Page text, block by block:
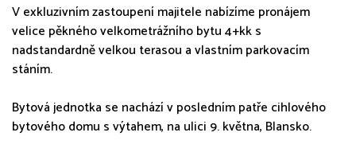
V exkluzivním zastoupení majitele nabízíme pronájem
velice pěkného velkometrážního bytu 4+kk s
nadstandardně velkou terasou a vlastním parkovacím
stáním.
Bytová jednotka se nachází v posledním patře cihlového
bytového domu s výtahem, na ulici 9. května, Blansko.